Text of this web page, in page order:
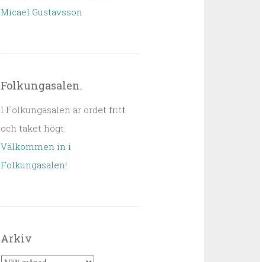
Micael Gustavsson
Folkungasalen.
I Folkungasalen är ordet fritt
och taket högt.
Välkommen in i
Folkungasalen!
Arkiv